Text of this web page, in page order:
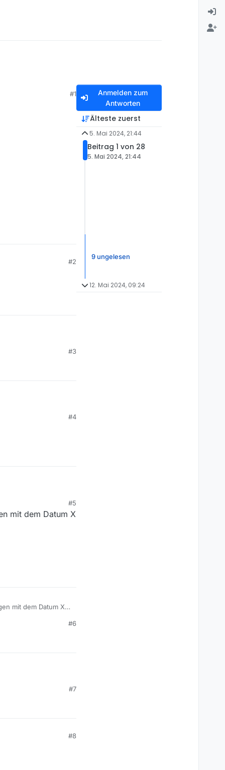
#1
#2
#3
#4
#5
mit dem Datum X
mit dem Datum X -
#6
#7
#8
Anmelden zum
Antworten
Älteste zuerst
5. Mai 2024, 21:44
Beitrag 1 von 28
5. Mai 2024, 21:44
9 ungelesen
12. Mai 2024, 09:24